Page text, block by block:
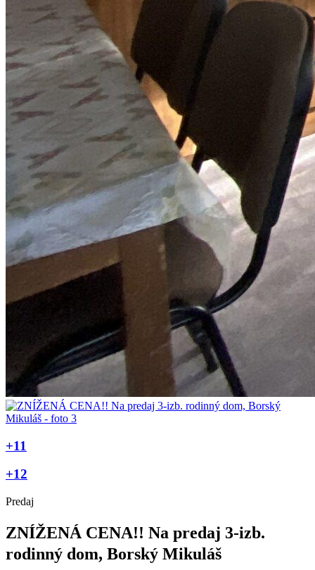
+11
+12
Predaj
ZNÍŽENÁ CENA!! Na predaj 3-izb.
rodinný dom, Borský Mikuláš